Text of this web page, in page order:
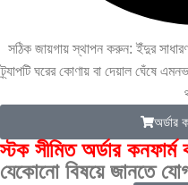
সঠিক জায়গায় স্থাপন করুন: ইঁদুর
ট্র্যাপটি ঘরের কোণায় বা দেয়াল ঘেঁষে
অর্ডার
স্টক সীমিত অর্ডার
যেকোনো বিষয়ে জানতে